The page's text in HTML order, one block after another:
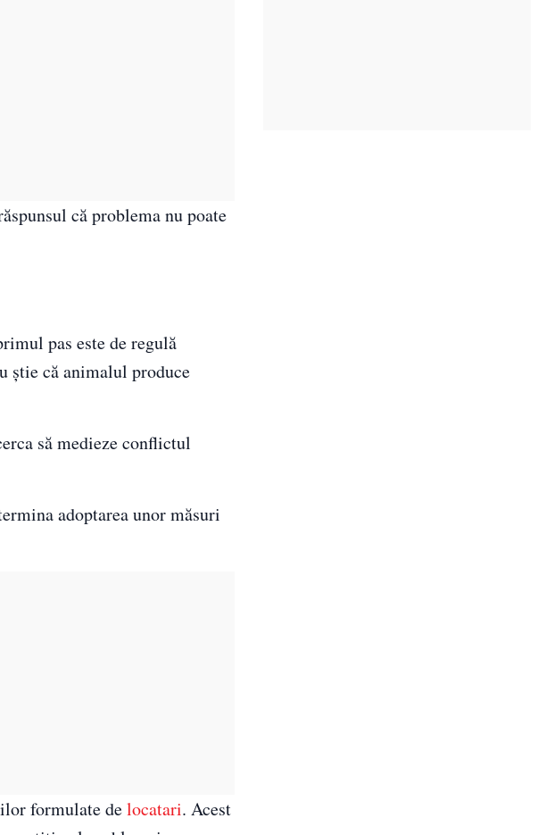
că problema nu poate
pas este de regulă
știe că animalul produce
să medieze conflictul
adoptarea unor măsuri
formulate delocatari. Acest